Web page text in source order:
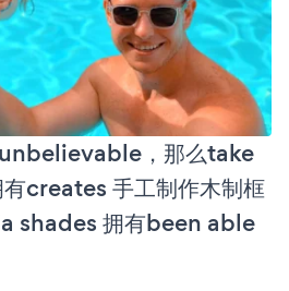
，那么take
creates 手工制作木制框
shades 拥有been able